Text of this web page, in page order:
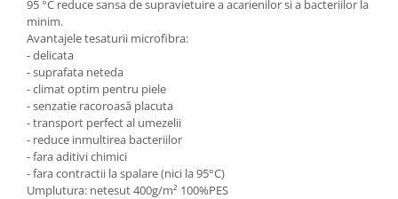
95 °C reduce sansa de supravietuire a acarienilor si a bacteriilor la
minim.
Avantajele tesaturii microfibra:
- delicata
- suprafata neteda
- climat optim pentru piele
- senzatie racoroasă placuta
- transport perfect al umezelii
- reduce inmultirea bacteriilor
- fara aditivi chimici
- fara contractii la spalare (nici la 95°C)
Umplutura: netesut 400g/m² 100%PES